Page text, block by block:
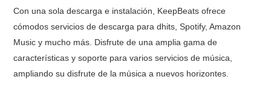
Con una sola descarga e instalación, KeepBeats ofrece
cómodos servicios de descarga para dhits, Spotify, Amazon
Music y mucho más. Disfrute de una amplia gama de
características y soporte para varios servicios de música,
ampliando su disfrute de la música a nuevos horizontes.